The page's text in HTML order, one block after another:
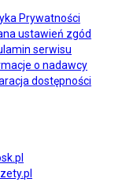
Prywatności
ustawień zgód
serwisu
o nadawcy
dostępności